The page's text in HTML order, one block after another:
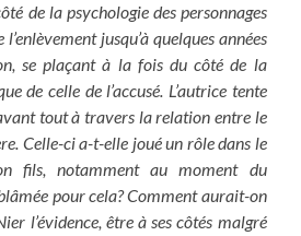
de la psychologie des personnages
jusqu’à quelques années
se plaçant à la fois du côté de la
de celle de l’accusé. L’autrice tente
tout à travers la relation entre le
Celle-ci a-t-elle joué un rôle dans le
fils, notamment au moment du
pour cela? Comment aurait-on
l’évidence, être à ses côtés malgré